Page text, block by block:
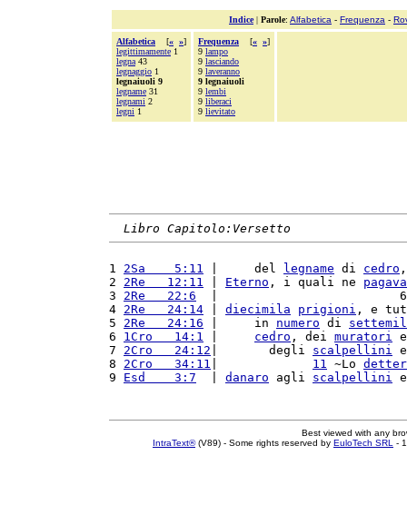
Indice| Parole: Alfabetica - Frequenza -
Alfabetica [« »]
legittimamente 1
legna 43
legnaggio 1
legnaiuoli 9
legname 31
legnami 2
legni 1
Frequenza [« »]
9 lampo
9 lasciando
9 laveranno
9 legnaiuoli
9 lembi
9 liberaci
9 lievitato
Libro Capitolo:Versetto
1 2Sa    5:11 |     del legname di cedro
2 2Re   12:11 Eterno , i quali ne
3 2Re   22:6
|
4 2Re   24:14 diecimila prigioni , e
5 2Re   24:16 |     in numero di
6 1Cro   14:1 cedro , dei muratori
7 2Cro   24:12 |       degli scalpellini
8 2Cro   34:11 11 ~Lo
9 Esd    3:7 danaro agli scalpellini
Best viewed with any
IntraText®(V89) - Some rights reserved by EuloTech SRL -